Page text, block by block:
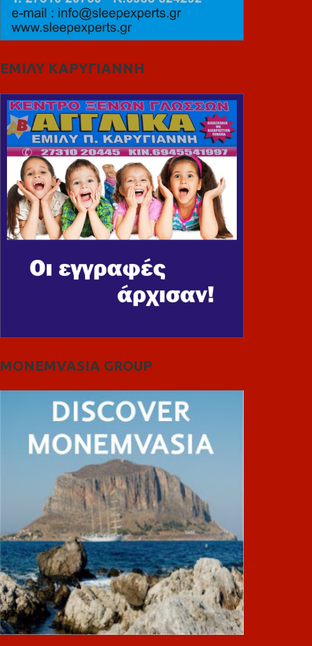
ΕΜΙΛΥ ΚΑΡΥΓΙΑΝΝΗ
MONEMVASIA GROUP